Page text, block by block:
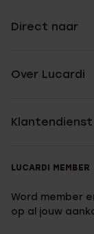
Direct naar
Over Lucardi
Klantendienst
LUCARDI MEMBER
Word member
op al jouw